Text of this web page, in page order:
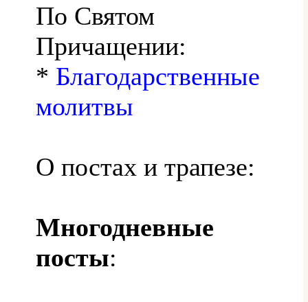
По Святом
Причащении:
* Благодарственные
молитвы
О постах и трапезе:
Многодневные
посты: